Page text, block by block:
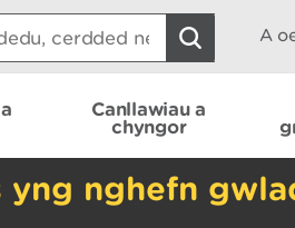
A
Canllawiau a
chyngor
yng nghefn